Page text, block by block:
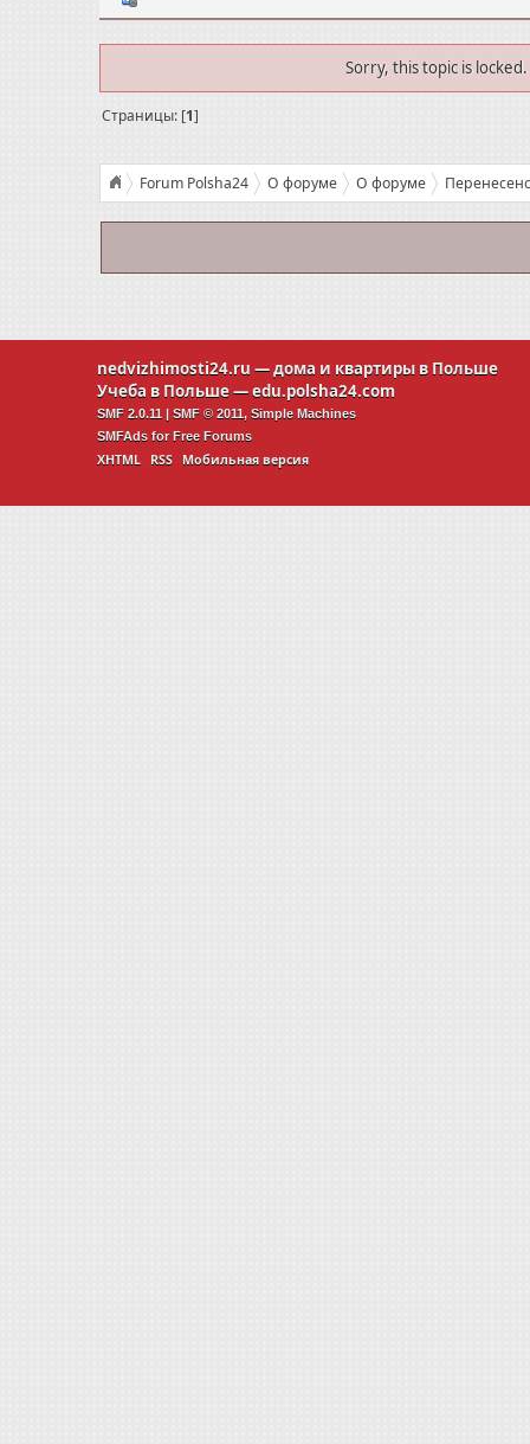
Sorry, this topic is
Страницы: [1]
Forum Polsha24 О форуме О форуме
nedvizhimosti24.ru — дома и квартиры в Польше
Учеба в Польше —edu.polsha24.com
SMF 2.0.11 | SMF © 2011, Simple Machines
SMFAds for Free Forums
XHTML RSS Мобильная версия